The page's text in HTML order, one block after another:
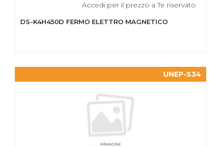
Accedi per il prezzo a Te riservato
DS-K4H450D FERMO ELETTRO MAGNETICO
UNEP-S34